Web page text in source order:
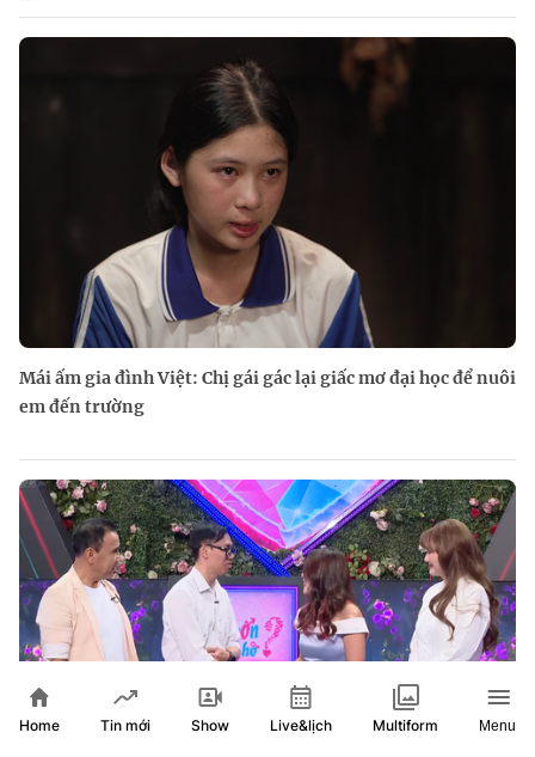
Mái ấm gia đình Việt: Chị gái gác lại giấc mơ đại học để nuôi
em đến trường
Home Tin mới Show Live&lịch Multiform Menu